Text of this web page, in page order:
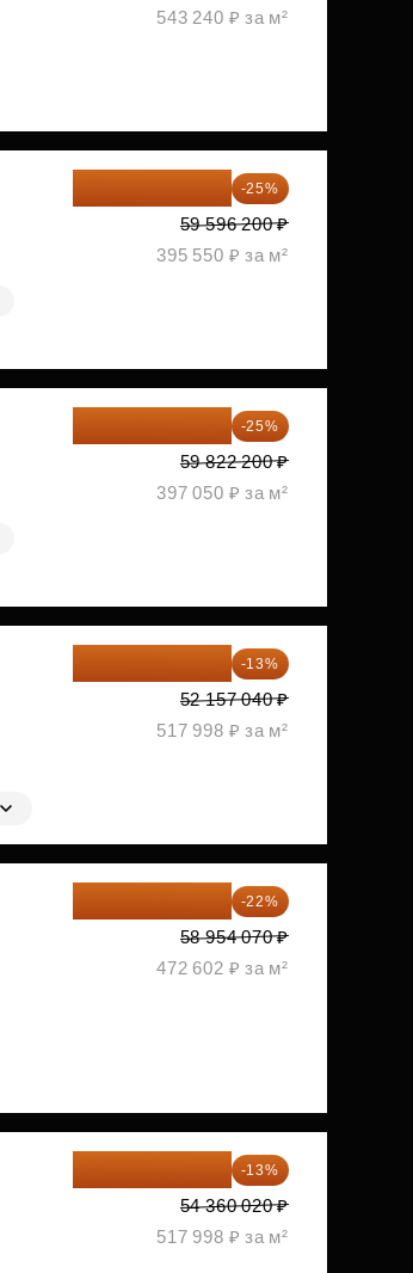
543 240 ₽ за м²
-25%
59 596 200 ₽
395 550 ₽ за м²
-25%
59 822 200 ₽
397 050 ₽ за м²
-13%
52 157 040 ₽
517 998 ₽ за м²
-22%
58 954 070 ₽
472 602 ₽ за м²
-13%
54 360 020 ₽
517 998 ₽ за м²